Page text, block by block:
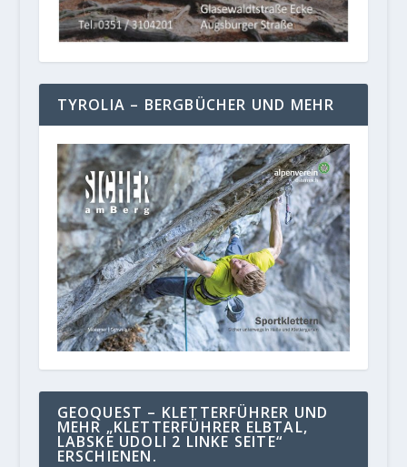
TYROLIA – BERGBÜCHER UND MEHR
GEOQUEST – KLETTERFÜHRER UND
MEHR „KLETTERFÜHRER ELBTAL,
LABSKE UDOLI 2 LINKE SEITE“
ERSCHIENEN.